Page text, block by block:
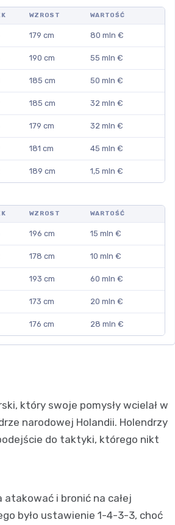
WZROST WARTOŚĆ
179 cm 80 mln €
190 cm 55 mln €
185 cm 50 mln €
185 cm 32 mln €
179 cm 32 mln €
181 cm 45 mln €
189 cm 1,5 mln €
WZROST WARTOŚĆ
196 cm 15 mln €
178 cm 10 mln €
193 cm 60 mln €
173 cm 20 mln €
176 cm 28 mln €
który swoje pomysły wcielał w
narodowej Holandii. Holendrzy
do taktyki, którego nikt
i bronić na całej
było ustawienie 1-4-3-3, choć